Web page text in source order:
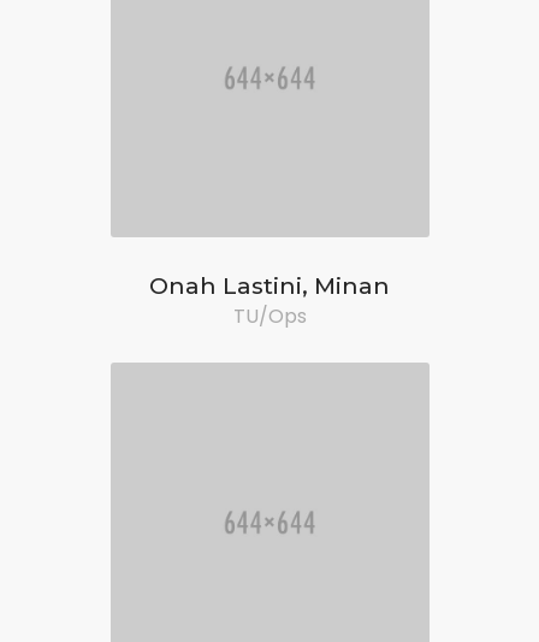
Onah Lastini, Minan
TU/Ops